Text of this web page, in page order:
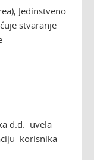
Jedinstveno
stvaranje
d.d. uvela
korisnika